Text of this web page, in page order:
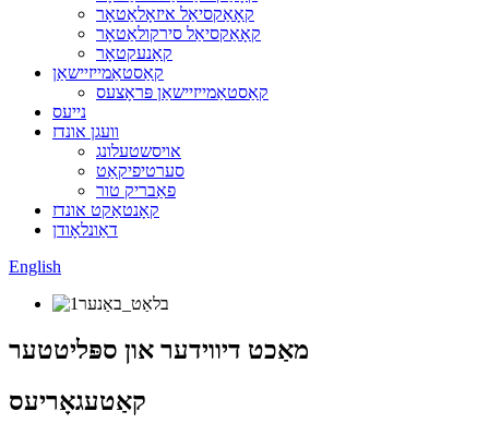
קאָאַקסיאַל איזאָלאַטאָר
קאָאַקסיאַל סירקולאַטאָר
קאַנעקטאָר
קאַסטאַמייזיישאַן
קאַסטאַמייזיישאַן פּראָצעס
נייעס
וועגן אונדז
אויסשטעלונג
סערטיפיקאַט
פאַבריק טור
קאָנטאַקט אונדז
דאַונלאָודן
English
מאַכט דיווידער און ספּליטטער
קאַטעגאָריעס